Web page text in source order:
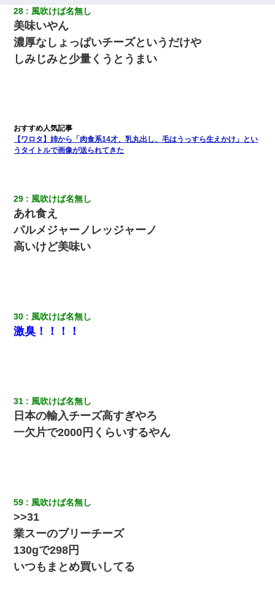
28 風吹けば名無し
美味いやん
濃厚なしょっぱいチーズというだけや
しみじみと少量くうとうまい
【ワロタ】姉から「肉食系14才、乳丸出し、毛はうっすら生えかけ」とい
うタイトルで画像が送られてきた
29 風吹けば名無し
あれ食え
パルメジャーノレッジャーノ
高いけど美味い
30 風吹けば名無し
激臭！！！！
31 風吹けば名無し
日本の輸入チーズ高すぎやろ
一欠片で2000円くらいするやん
59 風吹けば名無し
>>31
業スーのブリーチーズ
130gで298円
いつもまとめ買いしてる